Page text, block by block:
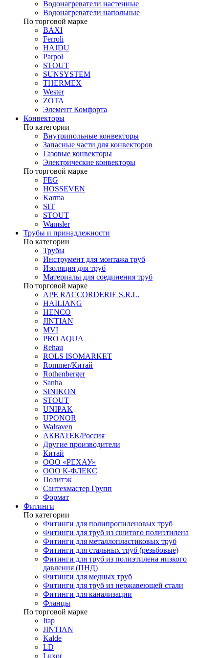
Водонагреватели настенные
Водонагреватели напольные
По торговой марке
BAXI
Ferroli
HAJDU
Parpol
STOUT
SUNSYSTEM
THERMEX
Wester
ZOTA
Элемент Комфорта
Конвекторы
По категории
Внутрипольные конвекторы
Запасные части для конвекторов
Газовые конвекторы
Электрические конвекторы
По торговой марке
FEG
HOSSEVEN
Karma
SIT
STOUT
Wamsler
Трубы и принадлежности
По категории
Трубы
Инструмент для монтажа труб
Изоляция для труб
Материалы для соединения труб
По торговой марке
APE RACCORDERIE S.R.L.
HAILIANG
HENCO
JINTIAN
MVI
PRO AQUA
Rehau
ROLS ISOMARKET
Rommer/Китай
Rothenberger
Sanha
SINIKON
STOUT
UNIPAK
UPONOR
Walraven
АКВАТЕК/Россия
Другие производители
Китай
ООО «РЕХАУ»
ООО К-ФЛЕКС
Политэк
Сантехмастер Групп
Формат
Фитинги
По категории
Фитинги для полипропиленовых труб
Фитинги для труб из сшитого полиэтилена
Фитинги для металлопластиковых труб
Фитинги для стальных труб (резьбовые)
Фитинги для труб из полиэтилена низкого
давления (ПНД)
Фитинги для медных труб
Фитинги для труб из нержавеющей стали
Фитинги для канализации
Фланцы
По торговой марке
Itap
JINTIAN
Kalde
LD
Luxor